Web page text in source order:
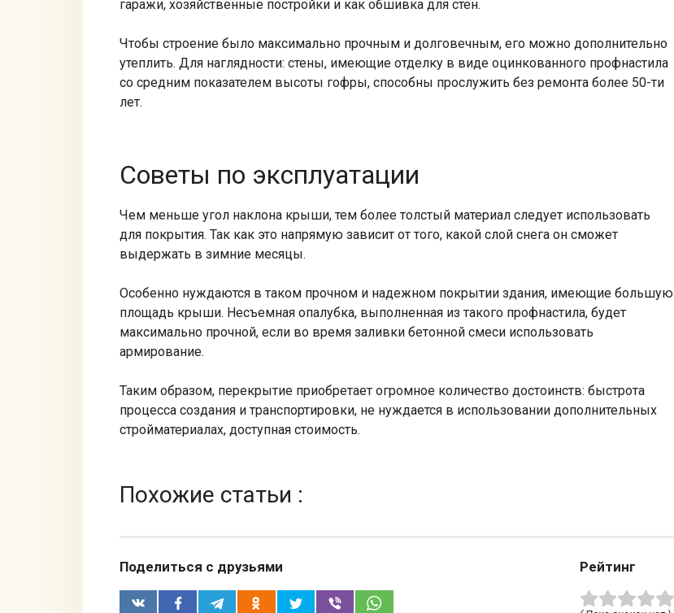
гаражи, хозяйственные постройки и как обшивка для стен.
Чтобы строение было максимально прочным и долговечным, его можно дополнительно
утеплить. Для наглядности: стены, имеющие отделку в виде оцинкованного профнастила
со средним показателем высоты гофры, способны прослужить без ремонта более 50-ти
лет.
Советы по эксплуатации
Чем меньше угол наклона крыши, тем более толстый материал следует использовать
для покрытия. Так как это напрямую зависит от того, какой слой снега он сможет
выдержать в зимние месяцы.
Особенно нуждаются в таком прочном и надежном покрытии здания, имеющие большую
площадь крыши. Несъемная опалубка, выполненная из такого профнастила, будет
максимально прочной, если во время заливки бетонной смеси использовать
армирование.
Таким образом, перекрытие приобретает огромное количество достоинств: быстрота
процесса создания и транспортировки, не нуждается в использовании дополнительных
стройматериалах, доступная стоимость.
Похожие статьи :
Поделиться с друзьями Рейтинг